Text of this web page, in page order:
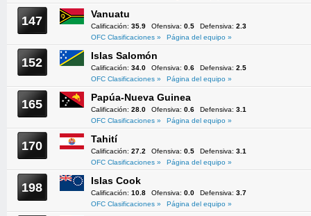
147 Vanuatu
Calificación: 35.9 Ofensiva: 0.5 Defensiva: 2.3
OFC Clasificaciones »
Página del equipo »
152 Islas Salomón
Calificación: 34.0 Ofensiva: 0.6 Defensiva: 2.5
OFC Clasificaciones »
Página del equipo »
165 Papúa-Nueva Guinea
Calificación: 28.0 Ofensiva: 0.6 Defensiva: 3.1
OFC Clasificaciones »
Página del equipo »
170 Tahití
Calificación: 27.2 Ofensiva: 0.5 Defensiva: 3.1
OFC Clasificaciones »
Página del equipo »
198 Islas Cook
Calificación: 10.8 Ofensiva: 0.0 Defensiva: 3.7
OFC Clasificaciones »
Página del equipo »